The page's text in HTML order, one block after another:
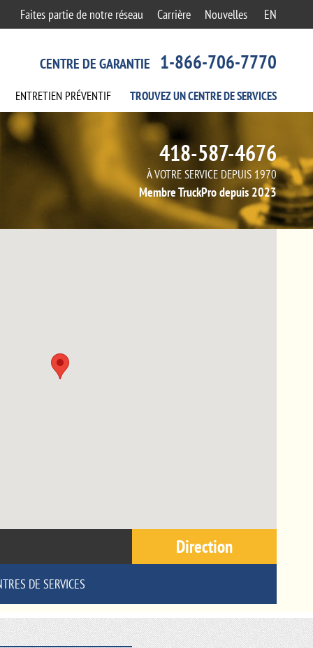
Faites partie de notre réseau Carrière Nouvelles EN
CENTRE DE GARANTIE 1-866-706-7770
ENTRETIEN PRÉVENTIF TROUVEZ UN CENTREDE SERVICES
418-587-4676
À VOTRE SERVICE DEPUIS 1970
Membre TruckPro depuis 2023
Direction
DE SERVICES